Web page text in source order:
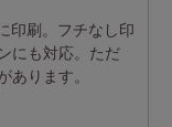
印刷。フチなし印
にも対応。ただ
あります。